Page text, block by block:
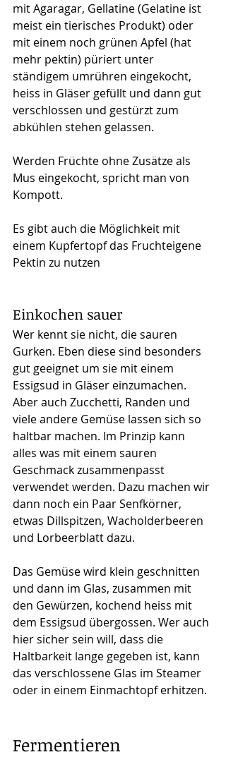
mit Agaragar, Gellatine (Gelatine ist
meist ein tierisches Produkt) oder
mit einem noch grünen Apfel (hat
mehr pektin) püriert unter
ständigem umrühren eingekocht,
heiss in Gläser gefüllt und dann gut
verschlossen und gestürzt zum
abkühlen stehen gelassen.
Werden Früchte ohne Zusätze als
Mus eingekocht, spricht man von
Kompott.
Es gibt auch die Möglichkeit mit
einem Kupfertopf das Fruchteigene
Pektin zu nutzen
Einkochen sauer
Wer kennt sie nicht, die sauren
Gurken. Eben diese sind besonders
gut geeignet um sie mit einem
Essigsud in Gläser einzumachen.
Aber auch Zucchetti, Randen und
viele andere Gemüse lassen sich so
haltbar machen. Im Prinzip kann
alles was mit einem sauren
Geschmack zusammenpasst
verwendet werden. Dazu machen wir
dann noch ein Paar Senfkörner,
etwas Dillspitzen, Wacholderbeeren
und Lorbeerblatt dazu.
Das Gemüse wird klein geschnitten
und dann im Glas, zusammen mit
den Gewürzen, kochend heiss mit
dem Essigsud übergossen. Wer auch
hier sicher sein will, dass die
Haltbarkeit lange gegeben ist, kann
das verschlossene Glas im Steamer
oder in einem Einmachtopf erhitzen.
Fermentieren